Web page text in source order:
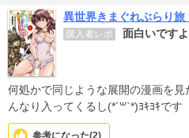
異世界きまぐれぶらり
購入者レポ 面白いです
何処かで同じような展開の漫画を
んなり入ってくるし(*´꒳`*)ﾖｷﾖｷです
参考になった(2)